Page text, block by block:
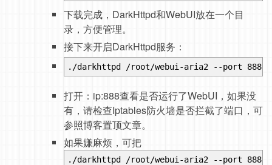
下载完成，DarkHttpd和WebUI放在一个目
录，方便管理。
接下来开启DarkHttpd服务：
./darkhttpd /root/webui-aria2 --port 888 --
打开：ip:888查看是否运行了WebUI，如果没
有，请检查Iptables防火墙是否拦截了端口，可
参照博客置顶文章。
如果嫌麻烦，可把
./darkhttpd /root/webui-aria2 --port 888 --